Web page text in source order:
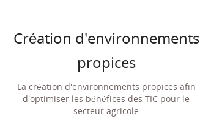
Création d'environnements
propices
La création d'environnements propices afin
d'optimiser les bénéfices des TIC pour le
secteur agricole